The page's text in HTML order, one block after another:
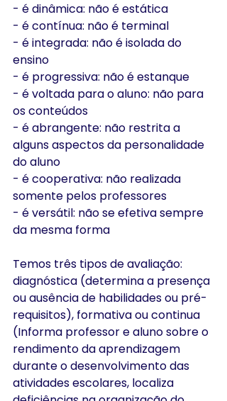
- é dinâmica: não é estática
- é contínua: não é terminal
- é integrada: não é isolada do
ensino
- é progressiva: não é estanque
- é voltada para o aluno: não para
os conteúdos
- é abrangente: não restrita a
alguns aspectos da personalidade
do aluno
- é cooperativa: não realizada
somente pelos professores
- é versátil: não se efetiva sempre
da mesma forma
Temos três tipos de avaliação:
diagnóstica (determina a presença
ou ausência de habilidades ou pré-
requisitos), formativa ou continua
(Informa professor e aluno sobre o
rendimento da aprendizagem
durante o desenvolvimento das
atividades escolares, localiza